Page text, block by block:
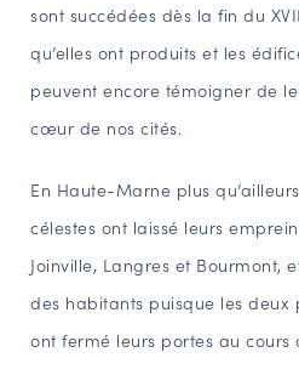
sont succédées dès la fin du
qu’elles ont produits et les
peuvent encore témoigner de
cœur de nos cités.
En Haute-Marne plus
célestes ont laissé leurs
Joinville, Langres et Bourmont,
des habitants puisque les deux
ont fermé leurs portes au cours